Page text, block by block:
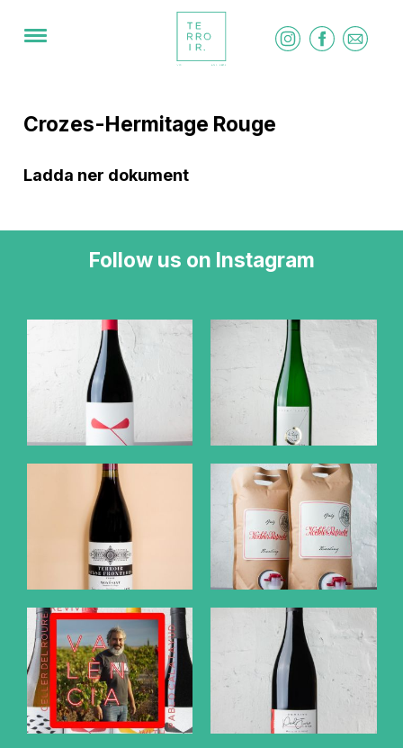
Crozes-Hermitage Rouge
Ladda ner dokument
Follow us on Instagram